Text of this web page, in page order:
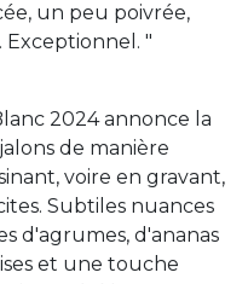
un peu poivrée,
"
2024 annonce la
de manière
voire en gravant,
Subtiles nuances
d'agrumes, d'ananas
et une touche